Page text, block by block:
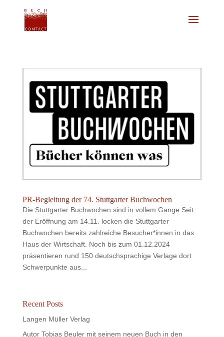
PR-Begleitung der 74. Stuttgarter Buchwochen
Die Stuttgarter Buchwochen sind in vollem Gange Seit
der Eröffnung am 14.11. locken die Stuttgarter
Buchwochen bereits zahlreiche Besucher*innen in das
Haus der Wirtschaft. Noch bis zum 01.12.2024
präsentieren rund 150 deutschsprachige Verlage dort
Schwerpunkte aus...
Recent Posts
Langen Müller Verlag
Autor Tobias Beuler mit seinem neuen Buch in den